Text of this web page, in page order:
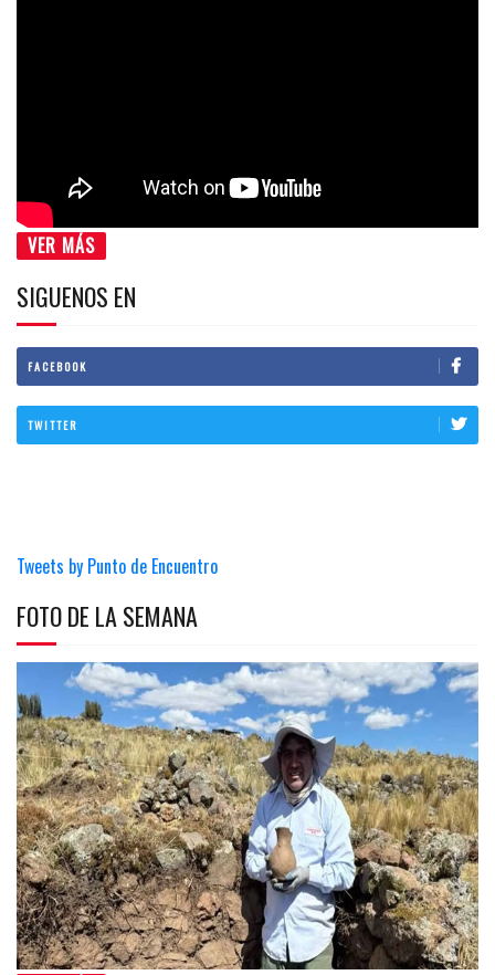
VER MÁS
SIGUENOS EN
FACEBOOK
TWITTER
Tweets by Punto de Encuentro
FOTO DE LA SEMANA